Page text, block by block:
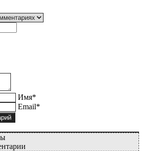
Имя*
Email*